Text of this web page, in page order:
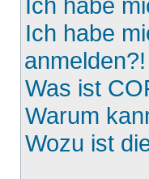
Ich habe
anmelden?!
Was ist
Warum
Wozu ist